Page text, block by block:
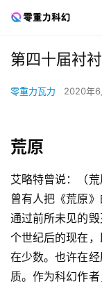
第四十届衬
零重力瓦力 2020年6
荒原
艾略特曾说：（
曾有人把《荒原
通过前所未见的
个世纪后的现在
在少数。也许在
质。作为科幻作